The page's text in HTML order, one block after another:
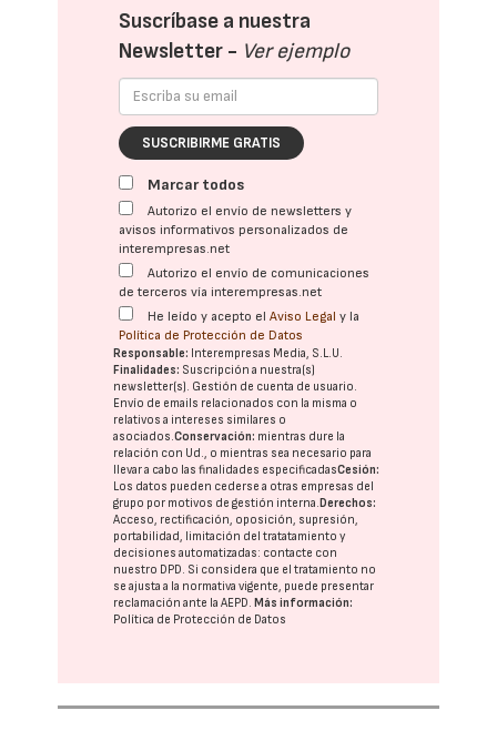
Suscríbase a nuestra
Newsletter - Ver ejemplo
SUSCRIBIRME GRATIS
Marcar todos
Autorizo el envío de newsletters y
avisos informativos personalizados de
interempresas.net
Autorizo el envío de comunicaciones
de terceros vía interempresas.net
He leído y acepto elAviso Legal y la
Política de Protección de Datos
Responsable: Interempresas Media, S.L.U.
Finalidades: Suscripción a nuestra(s)
newsletter(s). Gestión de cuenta de usuario.
Envío de emails relacionados con la misma o
relativos a intereses similares o
asociados.Conservación: mientras dure la
relación con Ud., o mientras sea necesario para
llevar a cabo las finalidades especificadasCesión:
Los datos pueden cederse a otras empresas del
grupo por motivos de gestión interna.Derechos:
Acceso, rectificación, oposición, supresión,
portabilidad, limitación del tratatamiento y
decisiones automatizadas: contacte con
nuestro DPD. Si considera que el tratamiento no
se ajusta a la normativa vigente, puede presentar
reclamación ante laAEPD.Más información:
Política de Protección de Datos